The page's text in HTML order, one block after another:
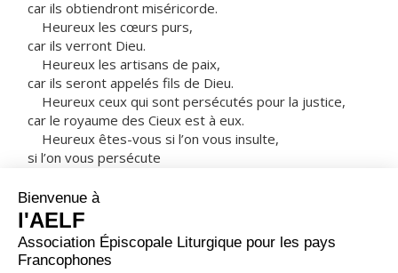
car ils obtiendront miséricorde.
Heureux les cœurs purs,
car ils verront Dieu.
Heureux les artisans de paix,
car ils seront appelés fils de Dieu.
Heureux ceux qui sont persécutés pour la justice,
car le royaume des Cieux est à eux.
Heureux êtes-vous si l’on vous insulte,
si l’on vous persécute
vous,
à cause de moi.
Réjouissez-vous, soyez dans l’allégresse,
car votre récompense est grande dans les cieux !
C’est ainsi qu’on a persécuté